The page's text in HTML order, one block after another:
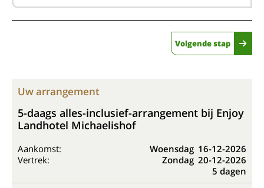
Volgende stap
Uw arrangement
5-daags alles-inclusief-arrangement bij Enjoy
Landhotel Michaelishof
Aankomst: Woensdag 16-12-2026
Vertrek:
Zondag 20-12-2026
5 dagen